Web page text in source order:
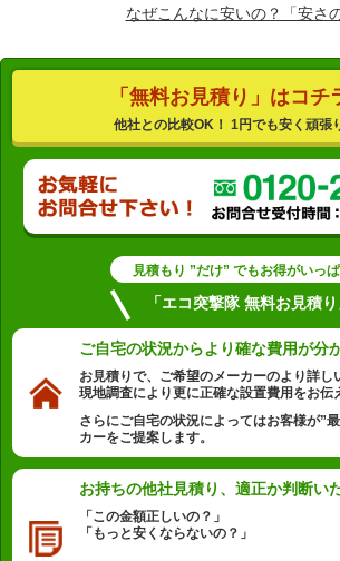
なぜこんなに安いの？「安さ
「無料お見積り」はコチ
他社との比較OK！ 1円でも安く頑張
見積もり ”だけ” でもお得がいっぱ
「エコ突撃隊 無料お見積り
ご自宅の状況からより確な費用が分
お見積りで、ご希望のメーカーのより詳し
現地調査により更に正確な設置費用をお伝
さらにご自宅の状況によってはお客様が”
カーをご提案します。
お持ちの他社見積り、 適正か判断い
「この金額正しいの？」
「もっと安くならないの？」